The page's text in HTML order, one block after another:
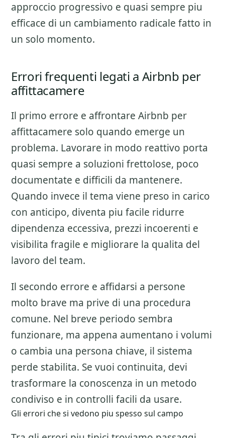
approccio progressivo e quasi sempre piu
efficace di un cambiamento radicale fatto in
un solo momento.
Errori frequenti legati a Airbnb per
affittacamere
Il primo errore e affrontare Airbnb per
affittacamere solo quando emerge un
problema. Lavorare in modo reattivo porta
quasi sempre a soluzioni frettolose, poco
documentate e difficili da mantenere.
Quando invece il tema viene preso in carico
con anticipo, diventa piu facile ridurre
dipendenza eccessiva, prezzi incoerenti e
visibilita fragile e migliorare la qualita del
lavoro del team.
Il secondo errore e affidarsi a persone
molto brave ma prive di una procedura
comune. Nel breve periodo sembra
funzionare, ma appena aumentano i volumi
o cambia una persona chiave, il sistema
perde stabilita. Se vuoi continuita, devi
trasformare la conoscenza in un metodo
condiviso e in controlli facili da usare.
Gli errori che si vedono piu spesso sul campo